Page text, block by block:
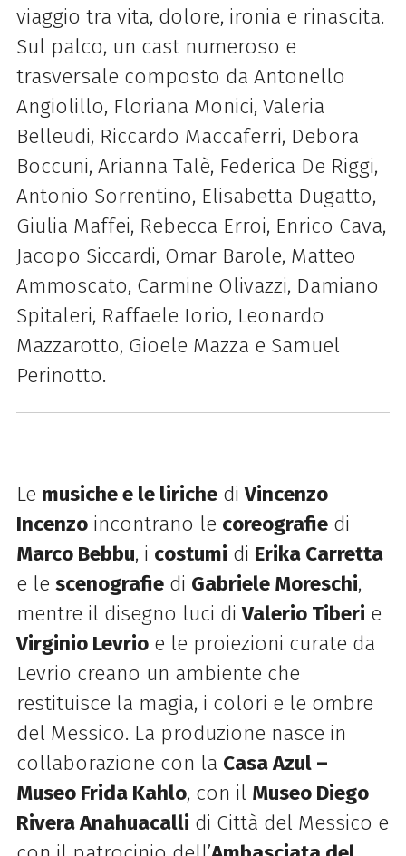
viaggio tra vita, dolore, ironia e rinascita.
Sul palco, un cast numeroso e
trasversale composto da Antonello
Angiolillo, Floriana Monici, Valeria
Belleudi, Riccardo Maccaferri, Debora
Boccuni, Arianna Talè, Federica De Riggi,
Antonio Sorrentino, Elisabetta Dugatto,
Giulia Maffei, Rebecca Erroi, Enrico Cava,
Jacopo Siccardi, Omar Barole, Matteo
Ammoscato, Carmine Olivazzi, Damiano
Spitaleri, Raffaele Iorio, Leonardo
Mazzarotto, Gioele Mazza e Samuel
Perinotto.
Le musiche e le lirichediVincenzo
Incenzoincontrano le coreografiedi
Marco Bebbu, i costumi di Erika Carretta
e le scenografiedi Gabriele Moreschi,
mentre il disegno luci diValerio Tiberi e
Virginio Levrioe le proiezioni curate da
Levrio creano un ambiente che
restituisce la magia, i colori e le ombre
del Messico. La produzione nasce in
collaborazione con la Casa Azul –
Museo Frida Kahlo, con il Museo Diego
Rivera Anahuacalli di Città del Messico e